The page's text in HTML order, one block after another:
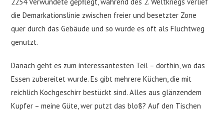
die Demarkationslinie zwischen freier und besetzter Zone
quer durch das Gebäude und so wurde es oft als Fluchtweg
genutzt.
Danach geht es zum interessantesten Teil – dorthin, wo das
Essen zubereitet wurde. Es gibt mehrere Küchen, die mit
reichlich Kochgeschirr bestückt sind. Alles aus glänzendem
Kupfer – meine Güte, wer putzt das bloß? Auf den Tischen